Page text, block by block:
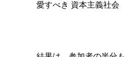
愛すべき 資本主義社会